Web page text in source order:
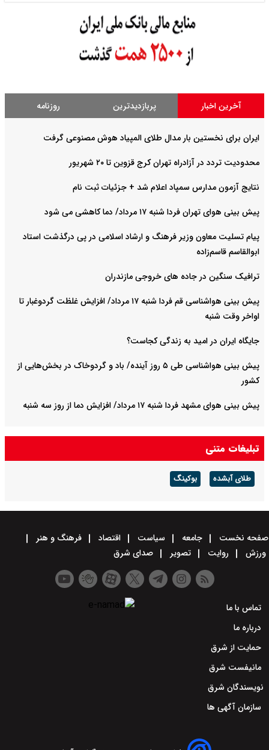
آخرین اخبار پربازدیدترین روزنامه
ایران برای نخستین بار مدال طلای المپیاد هوش مصنوعی گرفت
محدودیت تردد در آزادراه تهران کرج قزوین تا ۲۰ شهریور
نتایج آزمون مدارس سمپاد اعلام شد + جزئیات ثبت نام
پیش بینی هوای تهران فردا شنبه ۱۷ مرداد/ دما کاهشی می شود
پیام تسلیت معاون وزیر فرهنگ و ارشاد اسلامی در پی درگذشت استاد
ابوالقاسم قاسم‌زاده
ترافیک سنگین در جاده های خروجی مازندران
پیش بینی هواشناسی قم فردا شنبه ۱۷ مرداد/ افزایش غلظت گردوغبار تا
اواخر وقت شنبه
جایگاه ایران در امید به زندگی کجاست؟
پیش بینی هواشناسی طی ۵ روز آینده/ باد و گردوخاک در بخش‌هایی از
کشور
پیش بینی هوای مشهد فردا شنبه ۱۷ مرداد/ افزایش دما از روز سه شنبه
تبلیغات متنی
طلای آبشده بوکینگ
صفحه نخست جامعه سیاست اقتصاد
فرهنگ و هنر
ورزش
روایت تصویر صدای شرق
تماس با ما
درباره ما
حمایت از شرق
مانیفست شرق
نویسندگان شرق
سازمان آگهی ها